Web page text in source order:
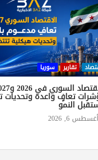
تقارير سوريا
تعافٍ واعدة وتحديات
النمو
أغسطس 6, 2026